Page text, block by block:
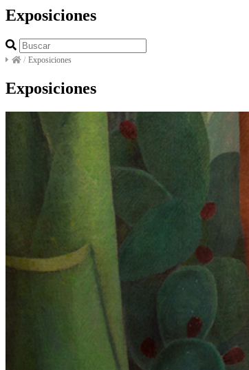
Exposiciones
/ Exposiciones
Exposiciones